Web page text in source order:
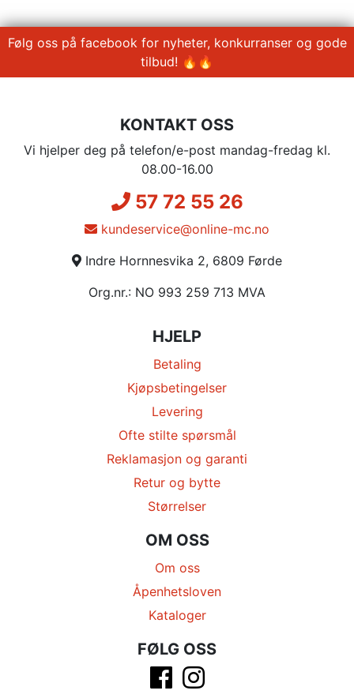
Følg oss på facebook for nyheter, konkurranser og gode
tilbud! 🔥🔥
KONTAKT OSS
Vi hjelper deg på telefon/e-post mandag-fredag kl.
08.00-16.00
57 72 55 26
kundeservice@online-mc.no
Indre Hornnesvika 2, 6809 Førde
Org.nr.: NO 993 259 713 MVA
HJELP
Betaling
Kjøpsbetingelser
Levering
Ofte stilte spørsmål
Reklamasjon og garanti
Retur og bytte
Størrelser
OM OSS
Om oss
Åpenhetsloven
Kataloger
FØLG OSS